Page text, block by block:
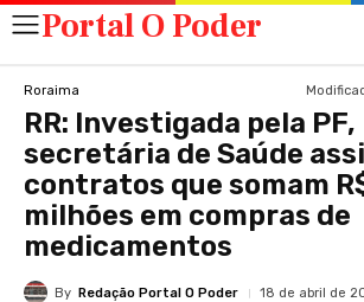
Portal O Poder
Roraima
RR: Investigada pela PF,
secretária de Saúde
contratos que somam
milhões em compras de
medicamentos
By Redação Portal O Poder 18 de abril de